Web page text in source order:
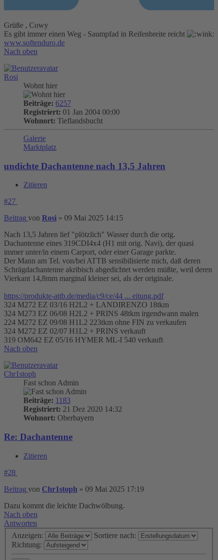
Grüße , Cowy
Es gibt immer einen Weg - Saumpfad in Reifenbreite reicht
www.softenduro.de
Nach oben
Rosi
Wohnt hier
Beiträge: 6257
Registriert: 01 Jan 2004 00:00
Wohnort: Tieflandsbucht
Galerie
Marktplatz
undichte Dachantenne nach 13,5 Jahren
Zitieren
#27
Beitrag von Rosi » 09 Mai 2025 14:15
Nach 13,5 Jahren lief "plötzlich" Wasser durch die orig.
Dachantenne eines 319CDI4x4 (H1 mit orig. Navi), der quasi
immer unter/in einem Carport, oder einer Garage parkte.
Der Mann am Tel. von/bei ATTB sensibilisierte mich, daß deren
Schrägdachantenne akribisch abgedichtet werden müßte, weil deren
Vierkant 14,8mm marginal kleiner sei, als der originale.
https://produkte-attb.de/media/c9/ce/44 ... eitung.pdf
324 M272 EZ 03/16 H2L2 + LANDIRENZO 18tkm
324 M273 EZ 06/08 H2L2 + PRINS 48tkm irgendwann malen
224 M272 EZ 09/08 H1L2 223tkm ohne FIN zu verkaufen
324 M272 EZ 02/07 H1L2 + PRINS verkauft
319 OM642 EZ 05/16 HYMER ML-I 540 verkauft
Nach oben
Chr1stoph
Fast schon Admin
Beiträge: 1183
Registriert: 21 Dez 2020 14:32
Wohnort: Oberbayern
Re: Dachantenne
Zitieren
#28
Beitrag von Chr1stoph » 09 Mai 2025 17:19
Dazu kommt die leichte Dachwölbung.
Nach oben
Antworten
Anzeigen:
Sortiere nach:
Richtung: